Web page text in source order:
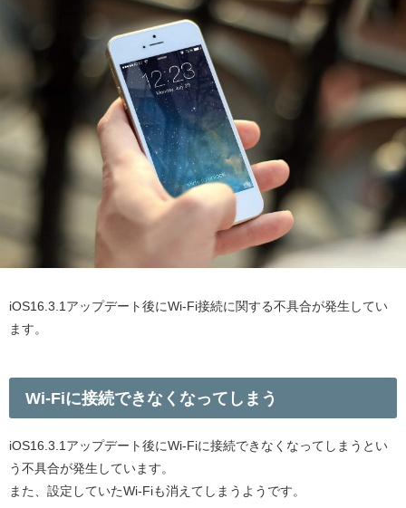
iOS16.3.1アップデート後にWi-Fi接続に関する不具合が発生してい
ます。
Wi-Fiに接続できなくなってしまう
iOS16.3.1アップデート後にWi-Fiに接続できなくなってしまうとい
う不具合が発生しています。
また、設定していたWi-Fiも消えてしまうようです。